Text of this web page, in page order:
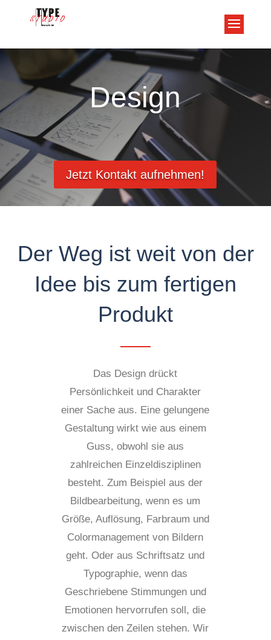
Design
Jetzt Kontakt aufnehmen!
Der Weg ist weit von der
Idee bis zum fertigen
Produkt
Das Design drückt
Persönlichkeit und Charakter
einer Sache aus. Eine gelungene
Gestaltung wirkt wie aus einem
Guss, obwohl sie aus
zahlreichen Einzeldisziplinen
besteht. Zum Beispiel aus der
Bildbearbeitung, wenn es um
Größe, Auflösung, Farbraum und
Colormanagement von Bildern
geht. Oder aus Schriftsatz und
Typographie, wenn das
Geschriebene Stimmungen und
Emotionen hervorrufen soll, die
zwischen den Zeilen stehen. Wir